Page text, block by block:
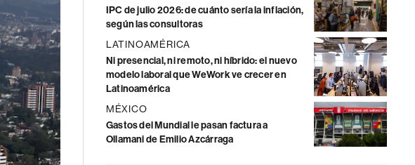
IPC de julio 2026: de cuánto sería la inflación,
según las consultoras
LATINOAMÉRICA
Ni presencial, ni remoto, ni híbrido: el nuevo
modelo laboral que WeWork ve crecer en
Latinoamérica
MÉXICO
Gastos del Mundial le pasan factura a
Ollamani de Emilio Azcárraga